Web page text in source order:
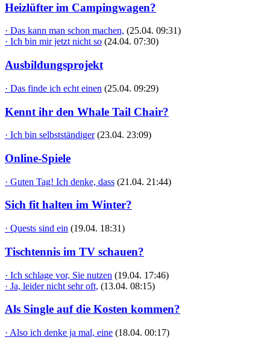
Heizlüfter im Campingwagen?
· Das kann man schon machen, (25.04. 09:31)
· Ich bin mir jetzt nicht so (24.04. 07:30)
Ausbildungsprojekt
· Das finde ich echt einen (25.04. 09:29)
Kennt ihr den Whale Tail Chair?
· Ich bin selbstständiger (23.04. 23:09)
Online-Spiele
· Guten Tag! Ich denke, dass (21.04. 21:44)
Sich fit halten im Winter?
· Quests sind ein (19.04. 18:31)
Tischtennis im TV schauen?
· Ich schlage vor, Sie nutzen (19.04. 17:46)
· Ja, leider nicht sehr oft, (13.04. 08:15)
Als Single auf die Kosten kommen?
· Also ich denke ja mal, eine (18.04. 00:17)